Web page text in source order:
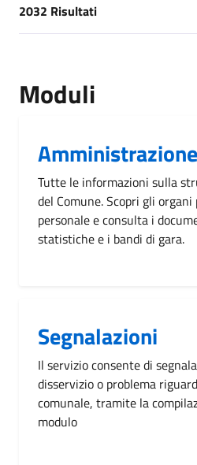
[results]
2032 Risultati
Moduli
Amministrazione
Tutte le informazioni sulla
del Comune. Scopri gli
personale e consulta i
statistiche e i bandi di gara.
Segnalazioni
Il servizio consente di
disservizio o problema
comunale, tramite la
modulo